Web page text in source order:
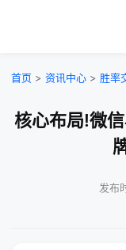
首页 > 资讯中心 > 胜率
核心布局!微
发布